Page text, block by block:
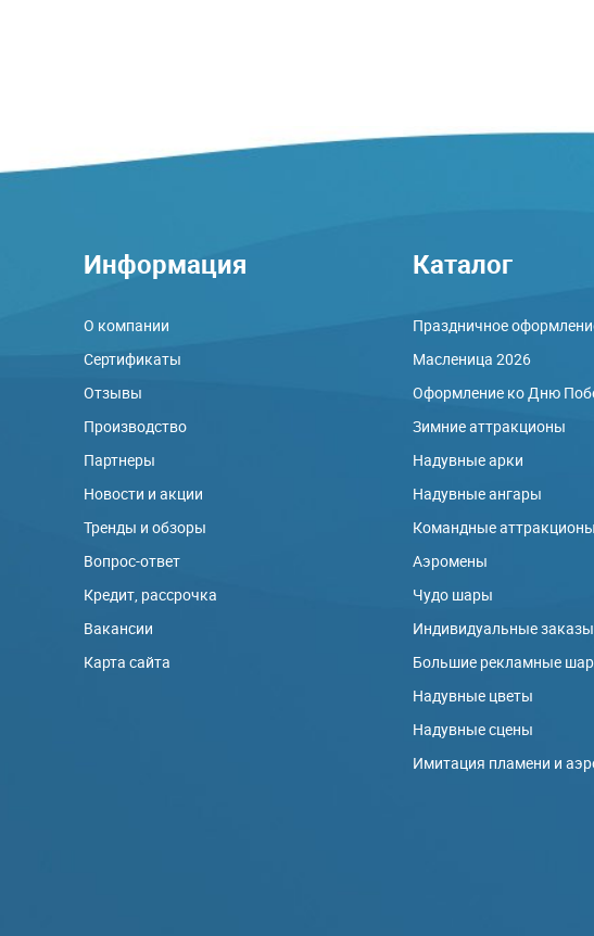
Информация
О компании
Сертификаты
Отзывы
Производство
Партнеры
Новости и акции
Тренды и обзоры
Вопрос-ответ
Кредит, рассрочка
Вакансии
Карта сайта
Каталог
Праздничное
Масленица 2026
Оформление ко Дню
Зимние аттракционы
Надувные арки
Надувные ангары
Командные аттракционы
Аэромены
Чудо шары
Индивидуальные заказы
Большие рекламные
Надувные цветы
Надувные сцены
Имитация пламени и